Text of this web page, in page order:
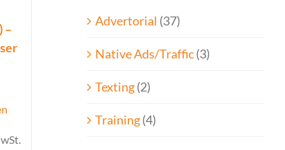
–
Advertorial (37)
Native Ads/Traffic(3)
Texting(2)
Training(4)